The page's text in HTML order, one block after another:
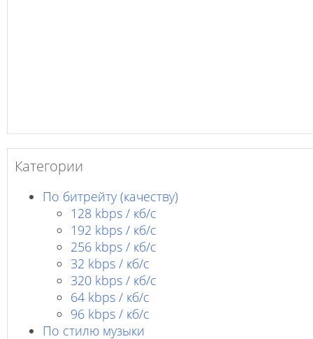
Категории
По битрейту (качеству)
128 kbps / кб/c
192 kbps / кб/c
256 kbps / кб/с
32 kbps / кб/c
320 kbps / кб/с
64 kbps / кб/c
96 kbps / кб/c
По стилю музыки